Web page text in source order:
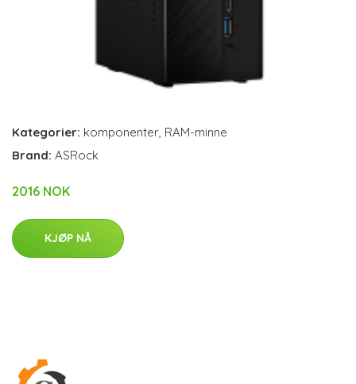
Kategorier: komponenter RAM-minne
Brand: ASRock
2016 NOK
KJØP NÅ